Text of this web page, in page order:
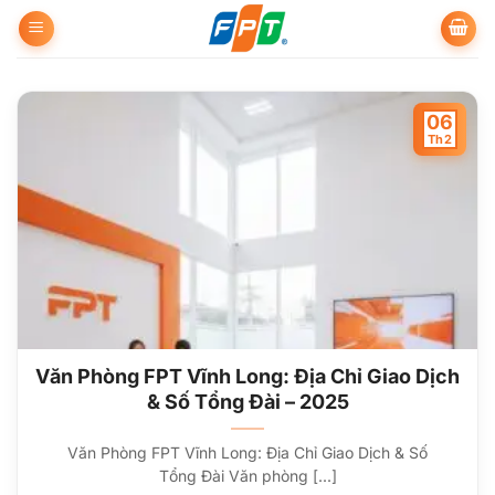
qua
dung
Văn Phòng FPT Vĩnh Long: Địa Chỉ Giao Dịch
& Số Tổng Đài – 2025
Văn Phòng FPT Vĩnh Long: Địa Chỉ Giao Dịch & Số
Tổng Đài Văn phòng [...]
06
Th2